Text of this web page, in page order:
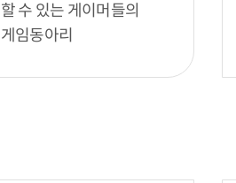
할 수 있는 게이머들의
게임동아리